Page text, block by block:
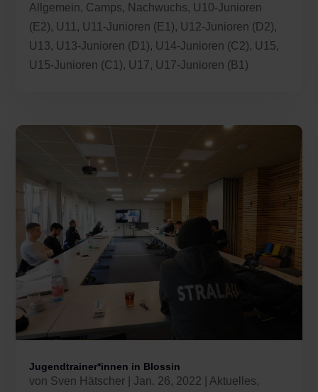
Allgemein, Camps, Nachwuchs, U10-Junioren
(E2), U11 , U11-Junioren (E1), U12-Junioren (D2),
U13, U13-Junioren (D1), U14-Junioren (C2), U15,
U15-Junioren (C1), U17, U17-Junioren (B1)
Jugendtrainer*innen in Blossin
von Sven Hätscher Jan. 26, 2022 Aktuelles,